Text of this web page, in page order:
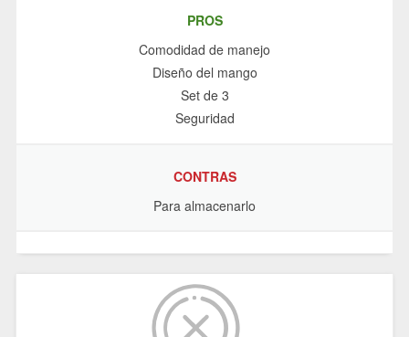
PROS
Comodidad de manejo
Diseño del mango
Set de 3
Seguridad
CONTRAS
Para almacenarlo